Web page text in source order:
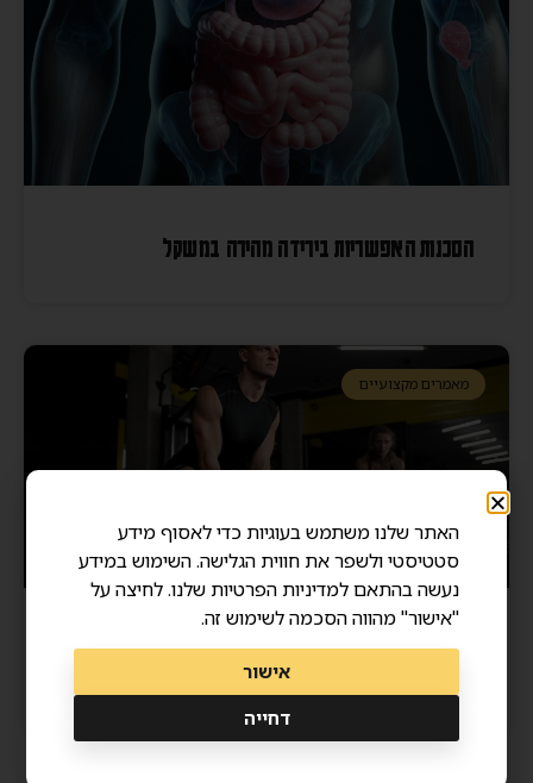
הסכנות האפשריות בירידה מהירה במשקל
מאמרים מקצועיים
מסת שריר ואריכות ימים – איך שרירים חזקים מצילים
האתר שלנו משתמש בעוגיות כדי לאסוף מידע
סטטיסטי ולשפר את חווית הגלישה. השימוש במידע
נעשה בהתאם למדיניות הפרטיות שלנו. לחיצה על
"אישור" מהווה הסכמה לשימוש זה.
אישור
דחייה